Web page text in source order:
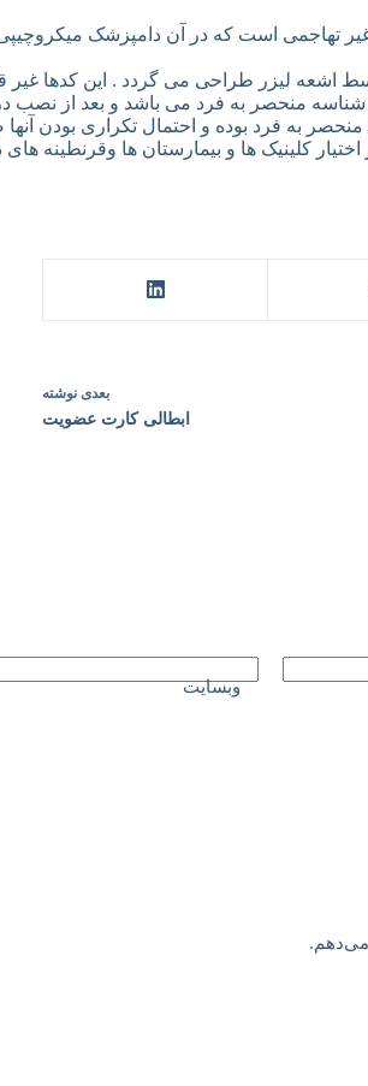
تهاجمی است که در آن دامپزشک
بوده كه در زمان ساخت توسط اشعه لیزر طراحی می
منحصر به فرد می باشد و بعد از نصب
به فرد بوده و احتمال تکراری بودن
کلینیک ها و بیمارستان ها وقرنطینه
بعدی نوشته
ابطالی کارت عضویت
وبسایت
می‌دهم.